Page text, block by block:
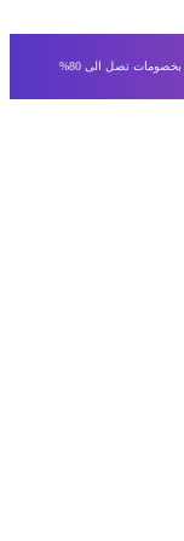
تصل الى 80%